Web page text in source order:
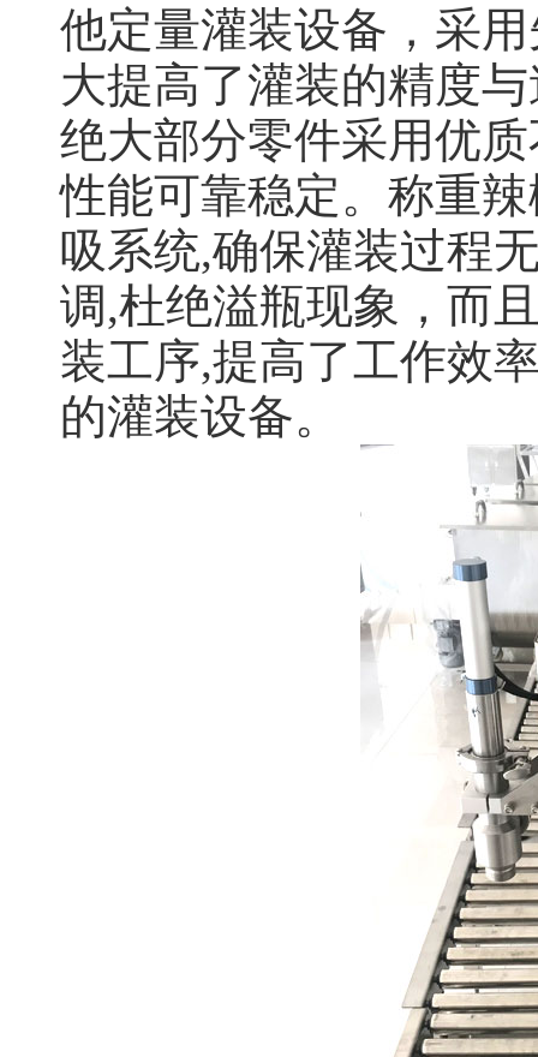
他定量灌装设备，采
大提高了灌装的精度
绝大部分零件采用优
性能可靠稳定。称重
吸系统,确保灌装过程
调,杜绝溢瓶现象，而
装工序,提高了工作效
的灌装设备。